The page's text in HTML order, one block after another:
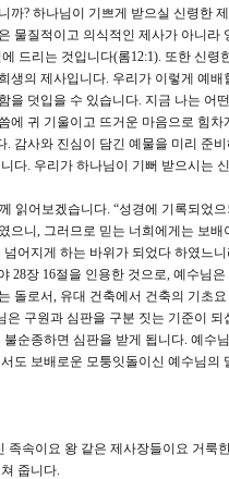
? 하나님이 기쁘게 받으실 신령한
물질적이고 의식적인 제사가 아니라
드리는 것입니다(롬12:1). 또한 신령
생의 제사입니다. 우리가 이렇게 예
덧입을 수 있습니다. 지금 나는 어
에 귀 기울이고 뜨거운 마음으로 힘
감사와 진심이 담긴 예물을 미리 준
다. 우리가 하나님이 기뻐 받으시는
읽어보겠습니다. “성경에 기록되었
으니, 그러므로 믿는 너희에게는 보
어지게 하는 바위가 되었다 하였느
28장 16절을 인용한 것으로, 예수님
돌로서, 유대 건축에서 건축의 기초
구원과 심판을 구분 짓는 기준이
순종하면 심판을 받게 됩니다. 예수
도 보배로운 모퉁잇돌이신 예수님
족속이요 왕 같은 제사장들이요 거룩
줍니다.